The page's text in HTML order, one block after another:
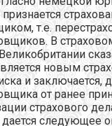
т.е.
В
новым
и заключается,
от ранее
страхового
следующее